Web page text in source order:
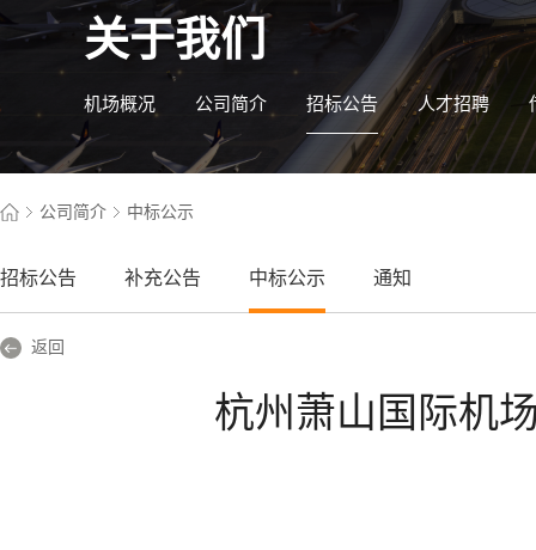
关于我们
机场概况 公司简介 招标公告 人才招聘
公司简介 中标公示
招标公告 补充公告 中标公示 通知
返回
杭州萧山国际机